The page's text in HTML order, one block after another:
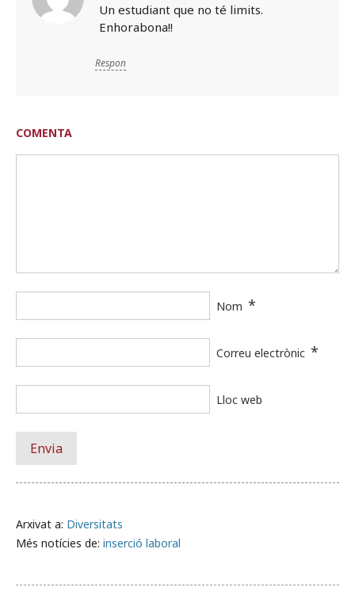
Arxivat a: Diversitats
Més notícies de: inserció laboral
Un estudiant que no té limits.
Enhorabona!!
Respon
COMENTA
Nom *
Correu electrònic *
Lloc web